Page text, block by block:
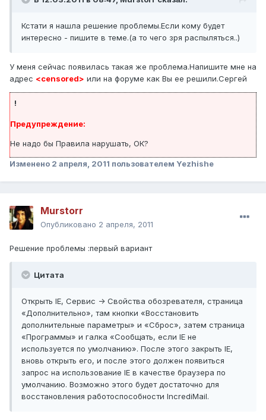
Кстати я нашла решение проблемы.Если кому будет
интересно - пишите в теме.(а то чего зря распыляться..)
У меня сейчас появилась такая же проблема.Напишите мне на
адрес <censored> или на форуме как Вы ее решили.Сергей
!
Предупреждение:
Не надо бы Правила нарушать, ОК?
Изменено 2 апреля, 2011 пользователем Yezhishe
Murstorr
Опубликовано 2 апреля, 2011
Решение проблемы :первый вариант
Цитата
Открыть IE, Сервис -> Свойства обозревателя, страница
«Дополнительно», там кнопки «Восстановить
дополнительные параметры» и «Сброс», затем страница
«Программы» и галка «Сообщать, если IE не
используется по умолчанию». После этого закрыть IE,
вновь открыть его, и после этого должен появиться
запрос на использование IE в качестве браузера по
умолчанию. Возможно этого будет достаточно для
восстановления работоспособности IncrediMail.